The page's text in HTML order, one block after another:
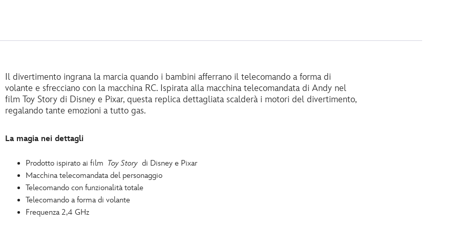
Il divertimento ingrana la marcia quando i bambini afferrano il telecomando a forma di
volante e sfrecciano con la macchina RC. Ispirata alla macchina telecomandata di Andy nel
film Toy Story di Disney e Pixar, questa replica dettagliata scalderà i motori del divertimento,
regalando tante emozioni a tutto gas.
La magia nei dettagli
Prodotto ispirato ai film Toy Story di Disney e Pixar
Macchina telecomandata del personaggio
Telecomando con funzionalità totale
Telecomando a forma di volante
Frequenza 2,4 GHz